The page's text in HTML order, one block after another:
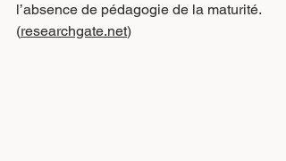
l’absence de pédagogie de la maturité.
(researchgate.net)